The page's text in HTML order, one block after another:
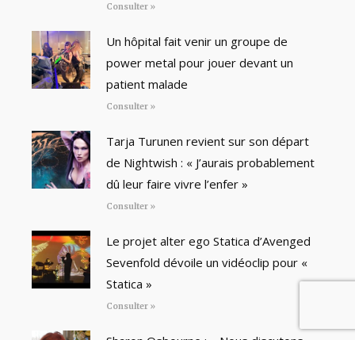
Consulter »
Un hôpital fait venir un groupe de
power metal pour jouer devant un
patient malade
Consulter »
Tarja Turunen revient sur son départ
de Nightwish : « J’aurais probablement
dû leur faire vivre l’enfer »
Consulter »
Le projet alter ego Statica d’Avenged
Sevenfold dévoile un vidéoclip pour «
Statica »
Consulter »